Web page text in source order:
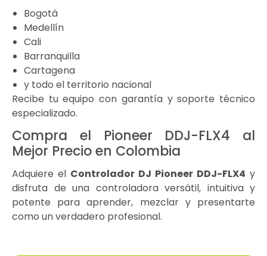
Bogotá
Medellín
Cali
Barranquilla
Cartagena
y todo el territorio nacional
Recibe tu equipo con garantía y soporte técnico
especializado.
Compra el Pioneer DDJ-FLX4 al
Mejor Precio en Colombia
Adquiere el Controlador DJ Pioneer DDJ-FLX4 y
disfruta de una controladora versátil, intuitiva y
potente para aprender, mezclar y presentarte
como un verdadero profesional.